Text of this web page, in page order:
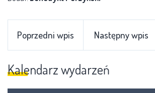
Poprzedni wpis Następny wpis
Kalendarz wydarzeń